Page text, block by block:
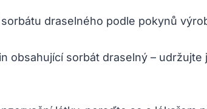
draselného podle pokynů
obsahující sorbát draselný –